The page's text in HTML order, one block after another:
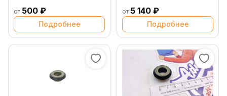
от 500 ₽
Подробнее
Husaberg
от 5 140 ₽
Подробнее